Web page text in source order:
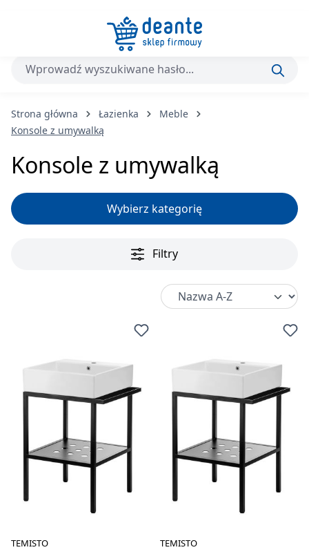
Przejdź do głównej zawartości
Strona główna Łazienka
Meble
Konsole z umywalką
Konsole z umywalką
Wybierz kategorię
Filtry
TEMISTO TEMISTO